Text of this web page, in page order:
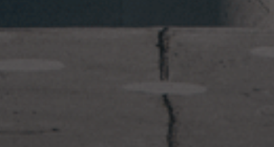
岩国周辺遠征~ふぐパーティナ